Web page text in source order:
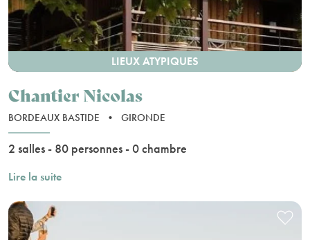
LIEUX ATYPIQUES
Chantier Nicolas
BORDEAUX BASTIDE • GIRONDE
2 salles - 80 personnes - 0 chambre
Lire la suite